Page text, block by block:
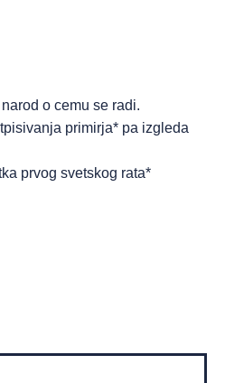
o cemu se radi.
primirja* pa izgleda
prvog svetskog rata*